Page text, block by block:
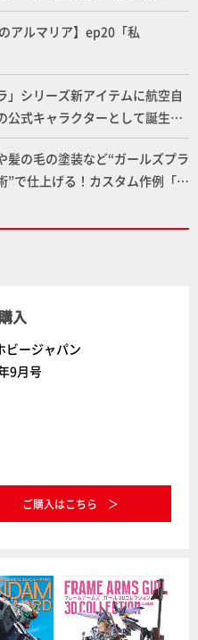
アルマリア】ep20「私
」シリーズ新アイテムに航空自
公式キャラクターとして誕生し
！けもプラ公式サイト限定版と
！
髪の毛の塗装など“ガールズプラ
”で仕上げる！カスタム作例「白
17日（月）11:59まで応募受付
入
ビージャパン
9月号
ご購入はこちら